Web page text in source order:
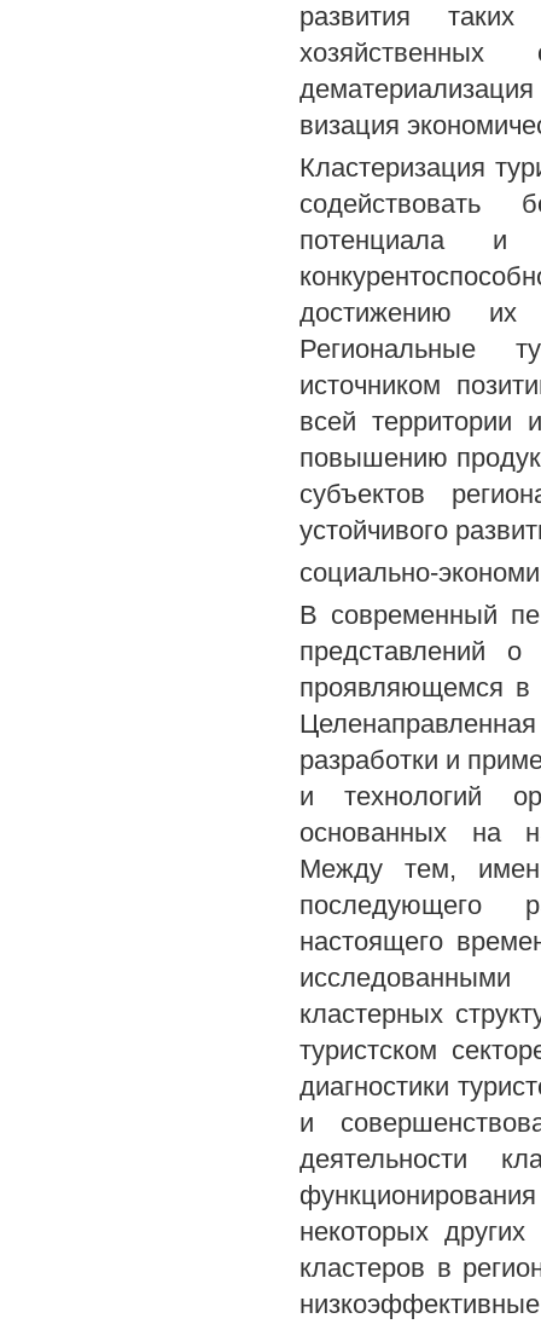
развития
хозяйственных
визация
Кластеризация
содействовать
потенциала и
достижению их
Региональные
источником
всей территории
повышению
субъектов
устойчивого
социально-
В современный
представлений
проявляющемся в
разработки и
и технологий
основанных на
Между тем,
последующего
настоящего
кластерных
туристском
диагностики
и
деятельности
некоторых
кластеров в